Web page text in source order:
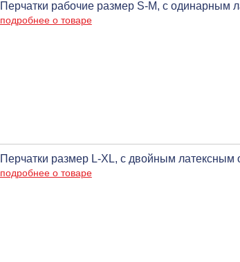
Перчатки рабочие размер S-M, с одинарным
подробнее о товаре
Перчатки размер L-XL, с двойным
подробнее о товаре